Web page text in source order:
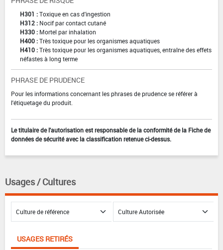
H301 :Toxique en cas d'ingestion
H312 : Nocif par contact cutané
H330 : Mortel par inhalation
H400 :Très toxique pour les organismes aquatiques
H410 :Très toxique pour les organismes aquatiques, entraîne des effets
néfastes à long terme
PHRASE DE PRUDENCE
Pour les informations concernant les phrases de prudence se référer à
l'étiquetage du produit.
Le titulaire de l'autorisation est responsable de la conformité de la Fiche de
données de sécurité avec la classification retenue ci-dessus.
Usages / Cultures
USAGES RETIRÉS